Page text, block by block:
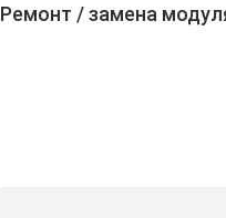
Ремонт / замена